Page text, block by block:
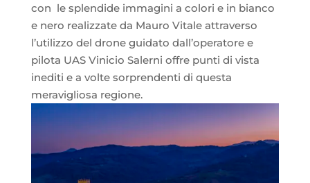
con le splendide immagini a colori e in bianco
e nero realizzate da Mauro Vitale attraverso
l’utilizzo del drone guidato dall’operatore e
pilota UAS Vinicio Salerni offre punti di vista
inediti e a volte sorprendenti di questa
meravigliosa regione.